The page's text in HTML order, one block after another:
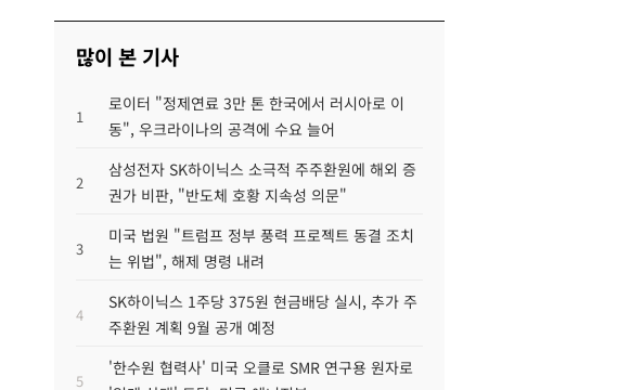
많이 본 기사
1
로이터 "정제연료 3만 톤 한국에서 러시아로 이
동", 우크라이나의 공격에 수요 늘어
2
삼성전자 SK하이닉스 소극적 주주환원에 해외 증
권가 비판, "반도체 호황 지속성 의문"
3
미국 법원 "트럼프 정부 풍력 프로젝트 동결 조치
는 위법", 해제 명령 내려
4
SK하이닉스 1주당 375원 현금배당 실시, 추가 주
주환원 계획 9월 공개 예정
5
'한수원 협력사' 미국 오클로 SMR 연구용 원자로